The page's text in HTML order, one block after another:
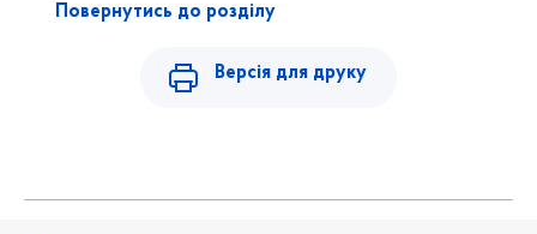
Повернутись до розділу
Версія для друку